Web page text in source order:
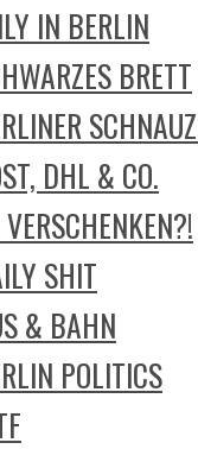
IN BERLIN
BRETT
DHL & CO.
SHIT
& BAHN
POLITICS